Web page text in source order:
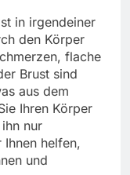
in irgendeiner
den Körper
flache
Brust sind
aus dem
Ihren Körper
nur
Ihnen helfen,
und